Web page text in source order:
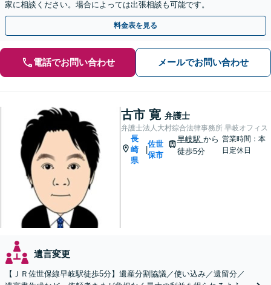
家に相談ください。場合によっては出張相談も可能です。
料金表を見る
電話でお問い合わせ メールでお問い合わせ
古市 寛 弁護士
弁護士法人大村綜合法律事務所 早岐オフィス
長
崎
県
佐世
保市
早岐駅 から
徒歩5分
営業時間：本
日定休日
遺言変更
【ＪＲ佐世保線早岐駅徒歩5分】遺産分割協議／使い込み／遺留分／